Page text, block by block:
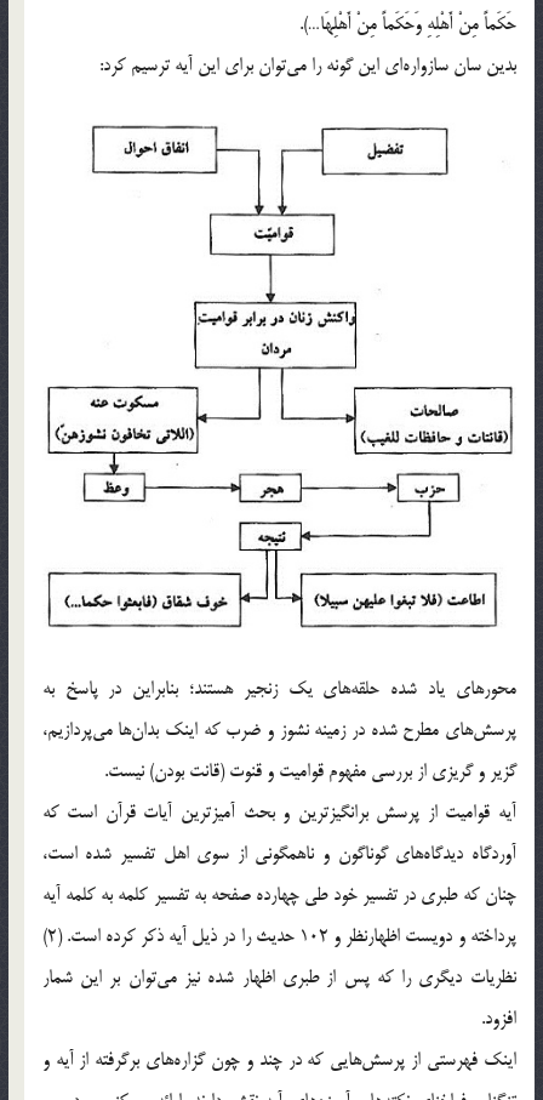
حَكَماً مِنْ أَهْلِهِ وَحَكَماً مِنْ أَهْلِهَا…).
بدین سان سازواره‌ای این گونه را می‌توان برای این آیه ترسیم کرد:
محورهای یاد شده حلقه‌ها‌ی‌ یک زنجیر هستند؛ بنابراین در پاسخ به
پرسش‌ها‌ی‌ مطرح شده در زمینه نشوز و ضرب که اینک بدان‌ها می‌پردازیم،
گزیر و گریزی از بررسی مفهوم قوامیت و قنوت (قانت بودن) نیست.
آیه قوامیت از پرسش برانگیزترین و بحث آمیزترین آیات قرآن است که
آوردگاه دیدگاه‌ها‌ی‌ گوناگون و ناهمگونی از سوی اهل تفسیر شده است،‌
چنان که طبری در تفسیر خود طی چهارده صفحه به تفسیر کلمه به کلمه آیه
پرداخته و دویست اظهارنظر و 102 حدیث را در ذیل آیه ذکر کرده است. (2)
نظریات دیگری را که پس از طبری اظهار شده نیز می‌توان بر این شمار
افزود.
اینک فهرستی از پرسش‌هایی که در چند و چون گزاره‌ها‌ی‌ برگرفته از آیه و